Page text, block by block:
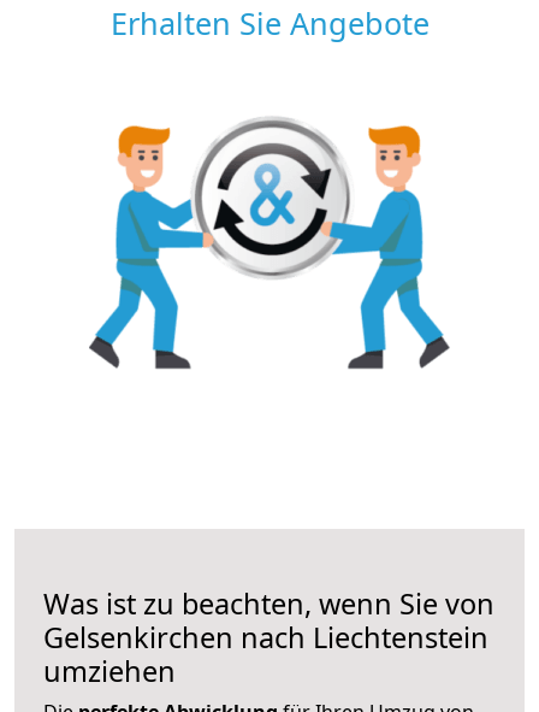
Erhalten Sie Angebote
Was ist zu beachten, wenn Sie von
Gelsenkirchen nach Liechtenstein
umziehen